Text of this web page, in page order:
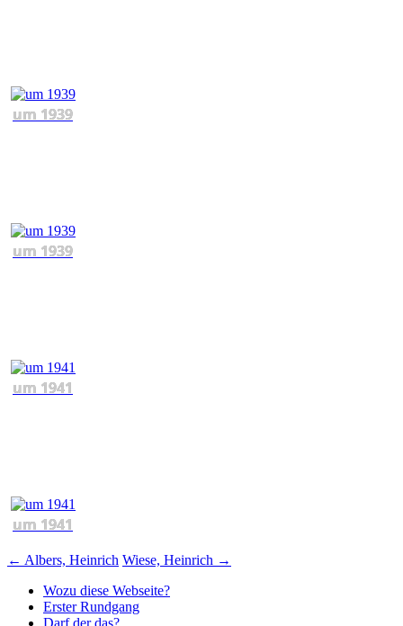
um 1939
um 1939
um 1941
um 1941
Beitragsnavigation
← Albers, Heinrich Wiese, Heinrich →
Wozu diese Webseite?
Erster Rundgang
Darf der das?